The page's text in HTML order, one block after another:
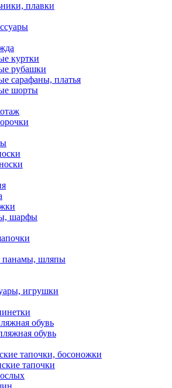
плавки
куртки
рубашки
сарафаны, платья
шорты
шарфы
панамы, шляпы
игрушки
обувь
обувь
тапочки, босоножки
тапочки